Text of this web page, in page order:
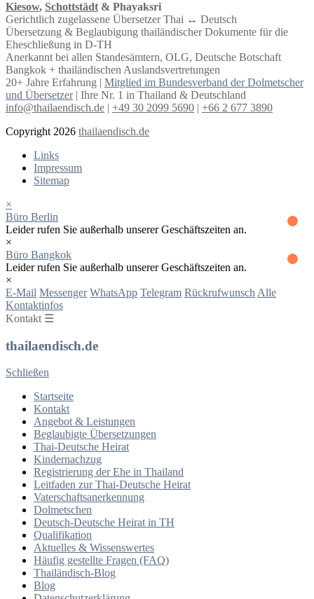
Kiesow, Schottstädt & Phayaksri
Gerichtlich zugelassene Übersetzer Thai ↔︎ Deutsch
Übersetzung & Beglaubigung thailändischer Dokumente für die
Eheschließung in D-TH
Anerkannt bei allen Standesämtern, OLG, Deutsche Botschaft
Bangkok + thailändischen Auslandsvertretungen
20+ Jahre Erfahrung | Mitglied im Bundesverband der Dolmetscher
und Übersetzer| Ihre Nr. 1 in Thailand & Deutschland
info@thailaendisch.de | +49 30 2099 5690 | +66 2 677 3890
Copyright 2026 thailaendisch.de
Links
Impressum
Sitemap
×
Büro Berlin
Leider rufen Sie außerhalb unserer Geschäftszeiten an.
×
Büro Bangkok
Leider rufen Sie außerhalb unserer Geschäftszeiten an.
×
E-Mail Messenger WhatsApp Telegram Rückrufwunsch Alle
Kontaktinfos
Kontakt ☰
thailaendisch.de
Schließen
Startseite
Kontakt
Angebot & Leistungen
Beglaubigte Übersetzungen
Thai-Deutsche Heirat
Kindernachzug
Registrierung der Ehe in Thailand
Leitfaden zur Thai-Deutsche Heirat
Vaterschaftsanerkennung
Dolmetschen
Deutsch-Deutsche Heirat in TH
Qualifikation
Aktuelles & Wissenswertes
Häufig gestellte Fragen (FAQ)
Thailändisch-Blog
Blog